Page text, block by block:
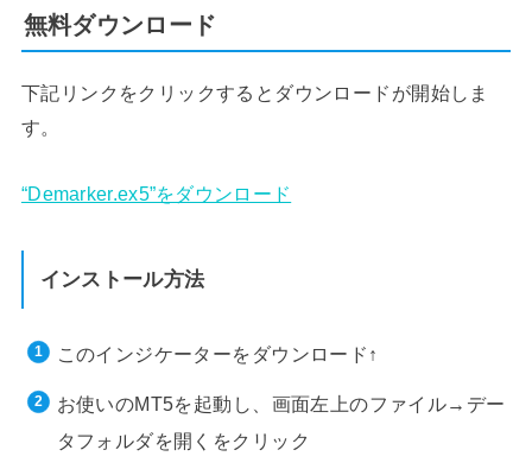
無料ダウンロード
下記リンクをクリックするとダウンロードが開始しま
す。
“Demarker.ex5”をダウンロード
インストール方法
このインジケーターをダウンロード↑
お使いのMT5を起動し、画面左上のファイル→デー
タフォルダを開くをクリック